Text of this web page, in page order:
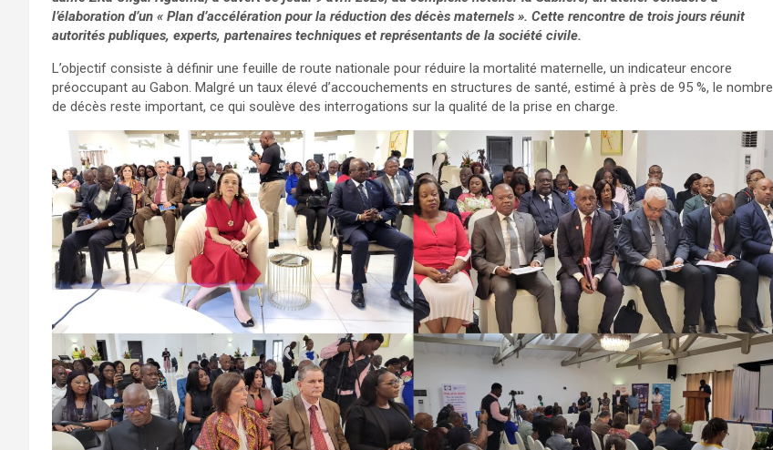
l’élaboration d’un « Plan d’accélération pour la réduction des décès maternels ». Cette rencontre de trois jours réunit
autorités publiques, experts, partenaires techniques et représentants de la société civile.
L’objectif consiste à définir une feuille de route nationale pour réduire la mortalité maternelle, un indicateur encore
préoccupant au Gabon. Malgré un taux élevé d’accouchements en structures de santé, estimé à près de 95 %, le nombre
de décès reste important, ce qui soulève des interrogations sur la qualité de la prise en charge.